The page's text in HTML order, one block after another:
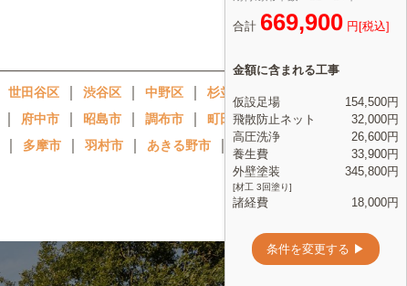
世田谷区 ｜ 渋谷区 ｜ 中野区 ｜ 杉並区 ｜ 豊島区
｜ 府中市 ｜ 昭島市 ｜ 調布市 ｜ 町田市 ｜ 小金井市
｜ 多摩市 ｜ 羽村市 ｜ あきる野市 ｜ 西東京市